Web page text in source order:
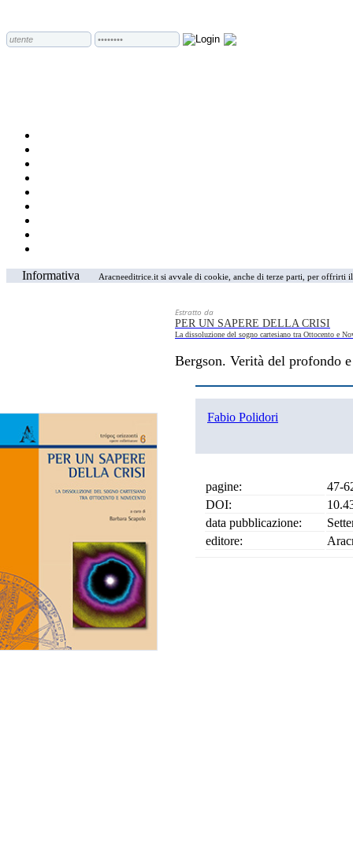
Informativa Aracneeditrice.it si avvale di cookie, anche di terze parti, per
Estratto da
PER UN SAPERE DELLA CRISI
La dissoluzione del sogno cartesiano tra Ottocento e
Bergson. Verità del profondo
Fabio Polidori
pagine:
47-
DOI:
data pubblicazione:
editore: